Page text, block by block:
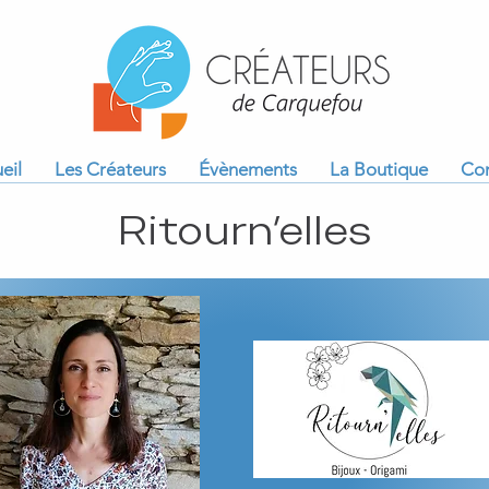
Les Créateurs Évènements La Boutique
Ritourn’elles